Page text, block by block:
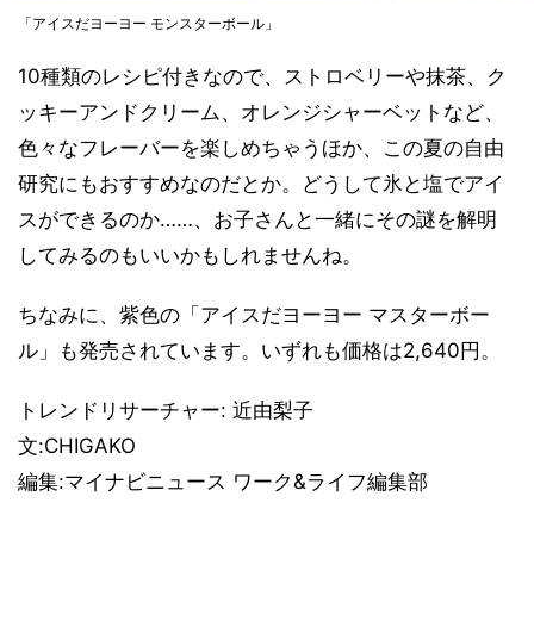
「アイスだヨーヨー モンスターボール」
10種類のレシピ付きなので、ストロベリーや抹茶、ク
ッキーアンドクリーム、オレンジシャーベットなど、
色々なフレーバーを楽しめちゃうほか、この夏の自由
研究にもおすすめなのだとか。どうして氷と塩でアイ
スができるのか……、お子さんと一緒にその謎を解明
してみるのもいいかもしれませんね。
ちなみに、紫色の「アイスだヨーヨー マスターボー
ル」も発売されています。いずれも価格は2,640円。
トレンドリサーチャー: 近由梨子
文:CHIGAKO
編集:マイナビニュース ワーク&ライフ編集部